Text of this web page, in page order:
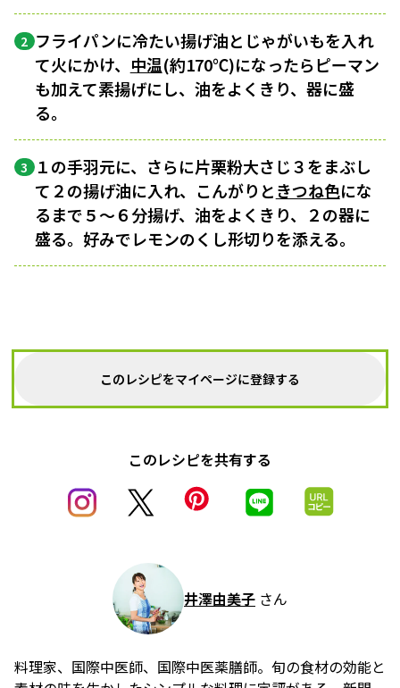
2 フライパンに冷たい揚げ油とじゃがいもを入れ
て火にかけ、 中温(約170℃)になったらピーマン
も加えて素揚げにし、油をよくきり、器に盛
る。
3 １の手羽元に、さらに片栗粉大さじ３をまぶし
て２の揚げ油に入れ、こんがりときつね色にな
るまで５〜６分揚げ、油をよくきり、２の器に
盛る。好みでレモンのくし形切りを添える。
このレシピをマイページに登録する
このレシピを共有する
井澤由美子 さん
料理家、国際中医師、国際中医薬膳師。旬の食材の効能と